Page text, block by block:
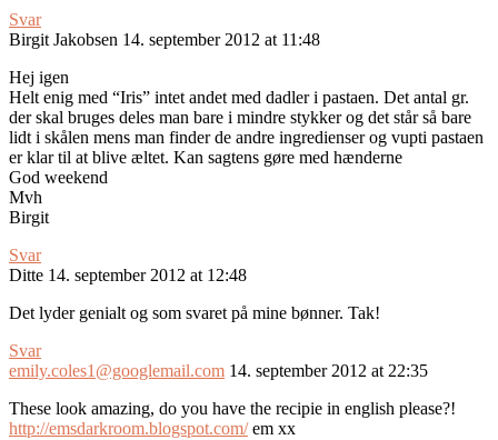
Svar
Birgit Jakobsen 14. september 2012 at 11:48
Hej igen
Helt enig med “Iris” intet andet med dadler i pastaen. Det antal gr.
der skal bruges deles man bare i mindre stykker og det står så bare
lidt i skålen mens man finder de andre ingredienser og vupti pastaen
er klar til at blive æltet. Kan sagtens gøre med hænderne
God weekend
Mvh
Birgit
Svar
Ditte 14. september 2012 at 12:48
Det lyder genialt og som svaret på mine bønner. Tak!
Svar
emily.coles1@googlemail.com 14. september 2012 at 22:35
These look amazing, do you have the recipie in english please?!
http://emsdarkroom.blogspot.com/em xx